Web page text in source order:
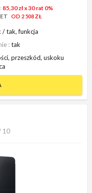
85,30 złx 30 rat 0%
OD 2 508 ZŁ
/ tak, funkcja
tak
przeszkód, uskoku
10